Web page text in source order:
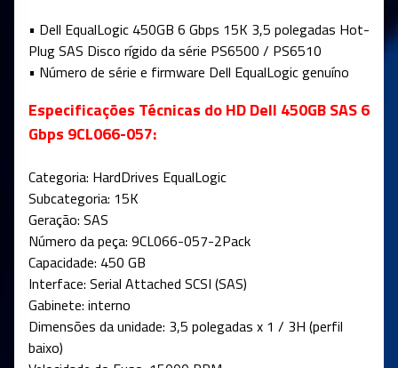
• Dell EqualLogic 450GB 6 Gbps 15K 3,5 polegadas Hot-
Plug SAS Disco rígido da série PS6500 / PS6510
• Número de série e firmware Dell EqualLogic genuíno
Especificações Técnicas do HD Dell 450GB SAS 6
Gbps 9CL066-057:
Categoria: HardDrives EqualLogic
Subcategoria: 15K
Geração: SAS
Número da peça: 9CL066-057-2Pack
Capacidade: 450 GB
Interface: Serial Attached SCSI (SAS)
Gabinete: interno
Dimensões da unidade: 3,5 polegadas x 1 / 3H (perfil
baixo)